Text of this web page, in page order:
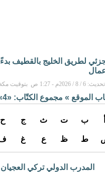
لطريق الخليج بالقطيف بدءًا
- 1:27 ص بتوقيت مكة المكرمة
الموقع » مجموع الكتّاب: «4»
ب ت ث ج ح
ط ظ ع غ
المدرب الدولي تركي العجيان